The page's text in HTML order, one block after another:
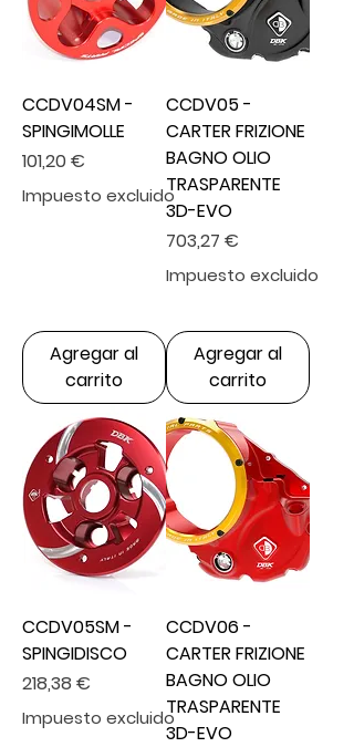
CCDV04SM -
SPINGIMOLLE
Precio
101,20 €
Impuesto excluido
Agregar al
carrito
CCDV05 -
CARTER FRIZIONE
BAGNO OLIO
TRASPARENTE
3D-EVO
Precio
703,27 €
Impuesto excluido
Agregar al
carrito
CCDV05SM -
SPINGIDISCO
Precio
218,38 €
Impuesto excluido
CCDV06 -
CARTER FRIZIONE
BAGNO OLIO
TRASPARENTE
3D-EVO